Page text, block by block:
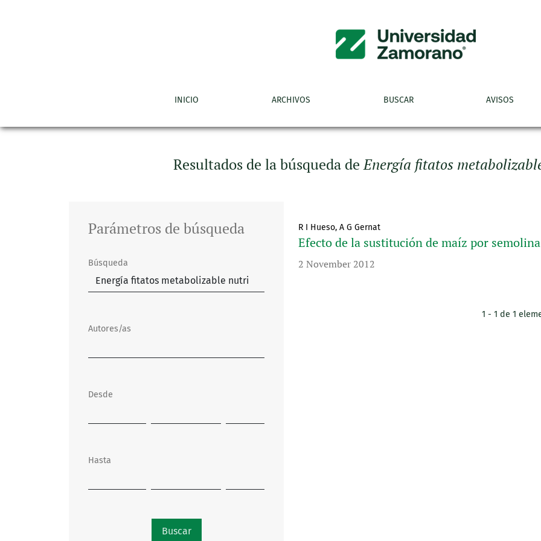
INICIO ARCHIVOS BUSCAR AVISOS
Resultados de la búsqueda deEnergía fitatos
R I Hueso, A G Gernat
Efecto de la sustitución de maíz por
2 November 2012
1 - 1 de 1
Parámetros de búsqueda
Búsqueda
Autores/as
Desde
Hasta
Buscar